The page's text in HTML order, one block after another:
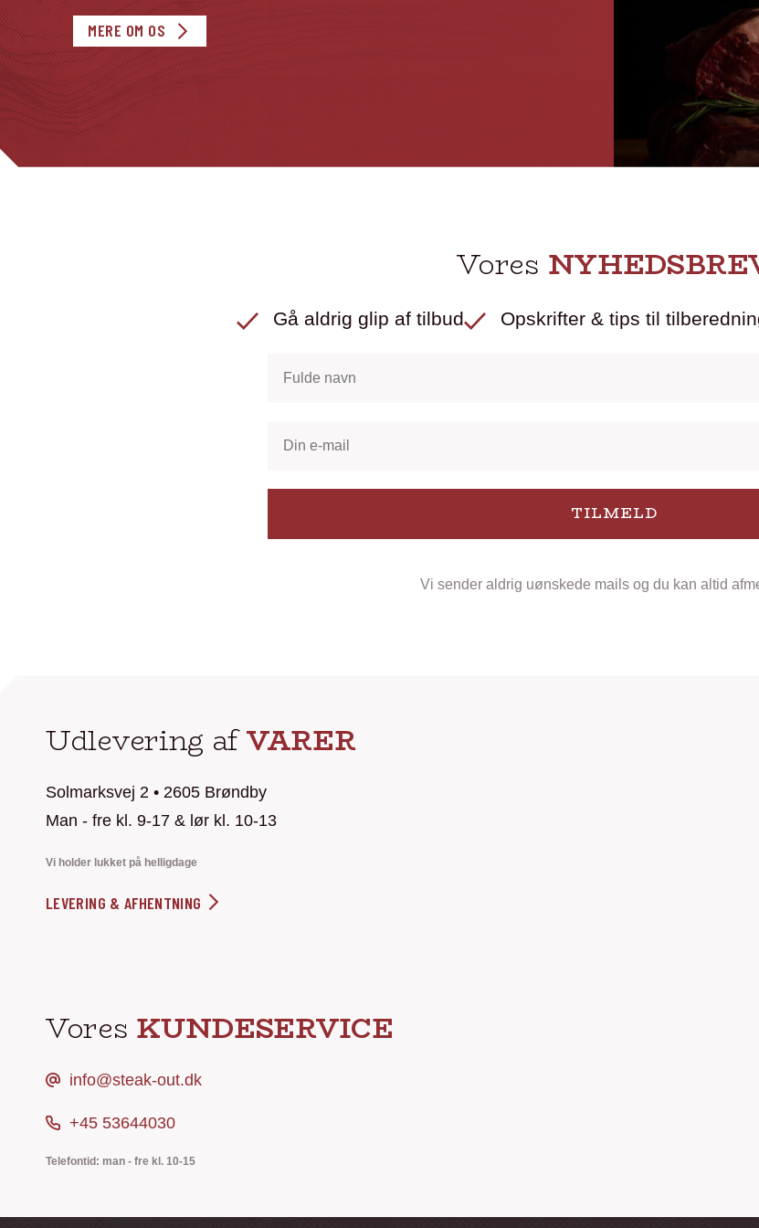
MERE OM OS
Vores
Gå aldrig glip af tilbud Opskrifter & tips til
TILMELD
Vi sender aldrig uønskede mails og du kan altid
Udlevering afVARER
Solmarksvej 2 • 2605 Brøndby
Man - fre kl. 9-17 & lør kl. 10-13
Vi holder lukket på helligdage
LEVERING & AFHENTNING
Vores KUNDESERVICE
info@steak-out.dk
+45 53644030
Telefontid: man - fre kl. 10-15